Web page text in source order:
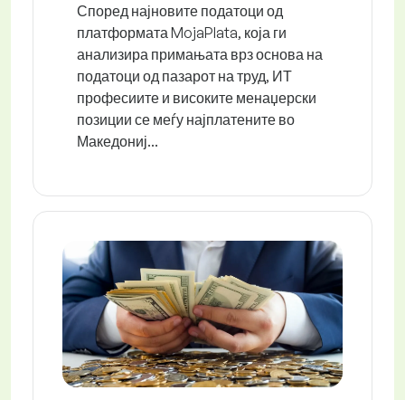
Според најновите податоци од
платформата MojaPlata, која ги
анализира примањата врз основа на
податоци од пазарот на труд, ИТ
професиите и високите менаџерски
позиции се меѓу најплатените во
Македониј...